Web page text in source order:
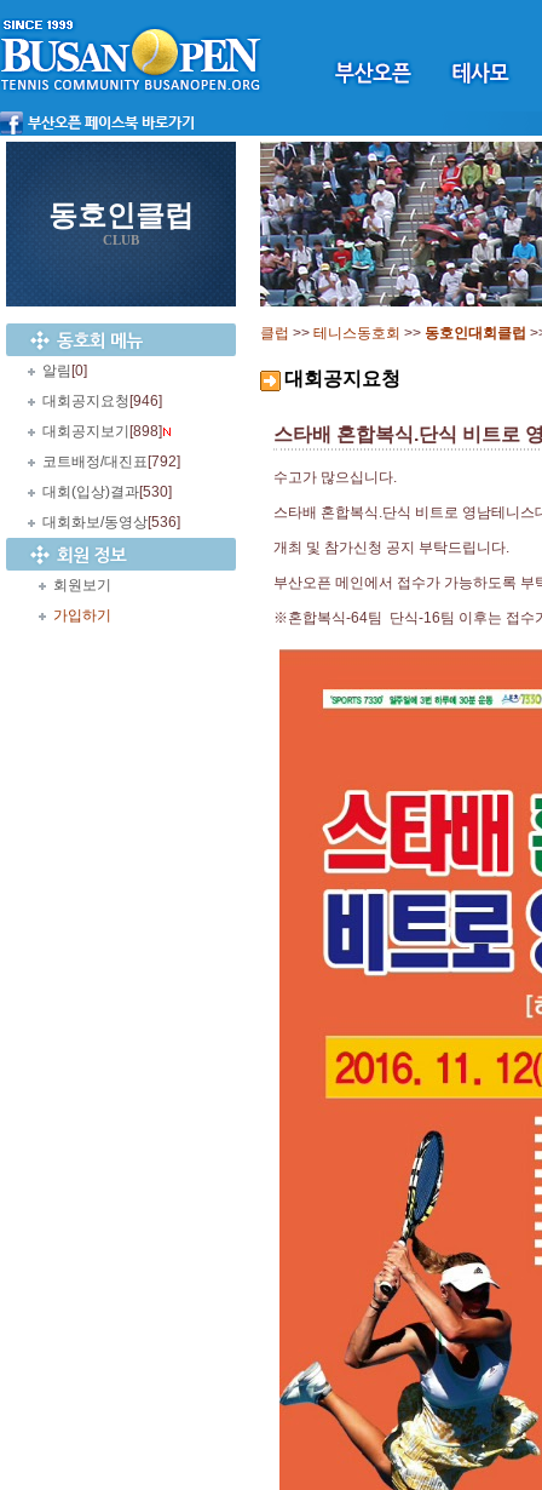
동호인클럽
CLUB
알림 [0]
대회공지요청 [946]
대회공지보기 [898]
코트배정/대진표 [792]
대회(입상)결과[530]
대회화보/동영상[536]
회원보기
가입하기
클럽 >> 테니스동호회 >> 동호인대회클럽
대회공지요청
스타배 혼합복식.단식 비트로
수고가 많으십니다.
스타배 혼합복식.단식 비트로 영남테니
개최 및 참가신청 공지 부탁드립니다.
부산오픈 메인에서 접수가 가능하도록 부
※혼합복식-64팀 단식-16팀 이후는 접수